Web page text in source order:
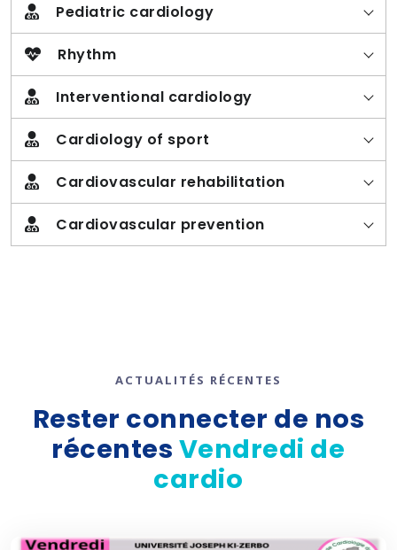
Pediatric cardiology
Rhythm
Interventional cardiology
Cardiology of sport
Cardiovascular rehabilitation
Cardiovascular prevention
ACTUALITÉS RÉCENTES
Rester connecter de nos
récentes Vendredi de
cardio